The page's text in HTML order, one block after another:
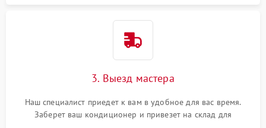
3. Выезд мастера
Наш специалист приедет к вам в удобное для вас время.
Заберет ваш кондиционер и привезет на склад для